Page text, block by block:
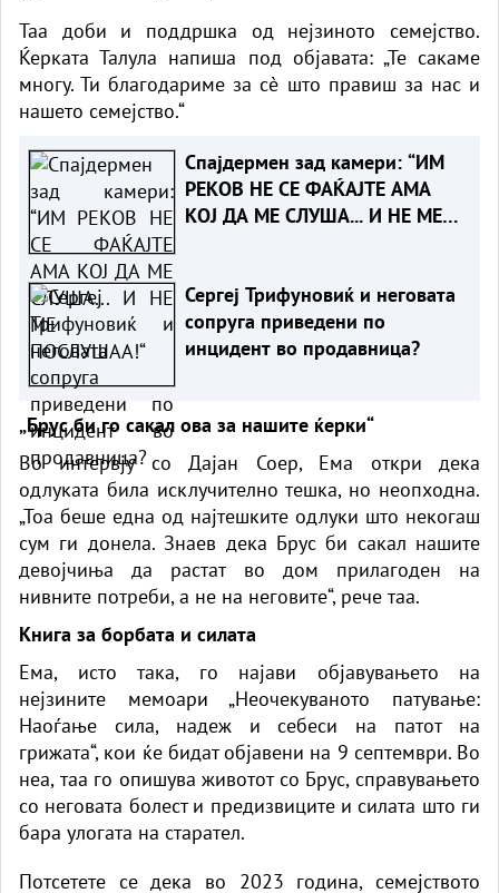
Таа доби и поддршка од нејзиното семејство.
Ќерката Талула напиша под објавата: „Те сакаме
многу. Ти благодариме за сè што правиш за нас и
нашето семејство.“
Спајдермен зад камери: “ИМ
РЕКОВ НЕ СЕ ФАЌАЈТЕ АМА
КОЈ ДА МЕ СЛУША... И НЕ МЕ
Сергеј Трифуновиќ и неговата
сопруга приведени по
инцидент во продавница?
„Брус би го сакал ова за нашите ќерки“
Во интервју со Дајан Соер, Ема откри дека
одлуката била исклучително тешка, но неопходна.
„Тоа беше една од најтешките одлуки што некогаш
сум ги донела. Знаев дека Брус би сакал нашите
девојчиња да растат во дом прилагоден на
нивните потреби, а не на неговите“, рече таа.
Книга за борбата и силата
Ема, исто така, го најави објавувањето на
нејзините мемоари „Неочекуваното патување:
Наоѓање сила, надеж и себеси на патот на
грижата“, кои ќе бидат објавени на 9 септември. Во
неа, таа го опишува животот со Брус, справувањето
со неговата болест и предизвиците и силата што ги
бара улогата на старател.
Потсетете се дека во 2023 година, семејството